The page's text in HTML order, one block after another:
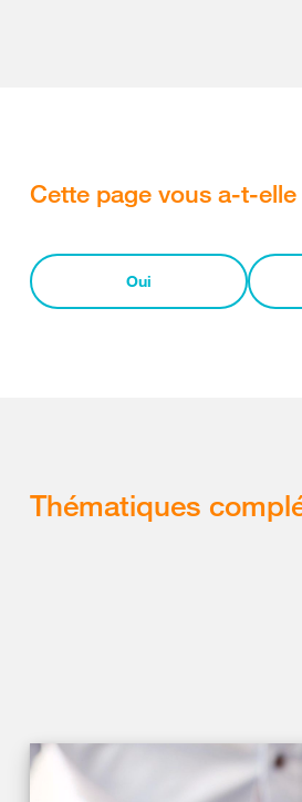
Cette page vous a-t-
Oui
Thématiques